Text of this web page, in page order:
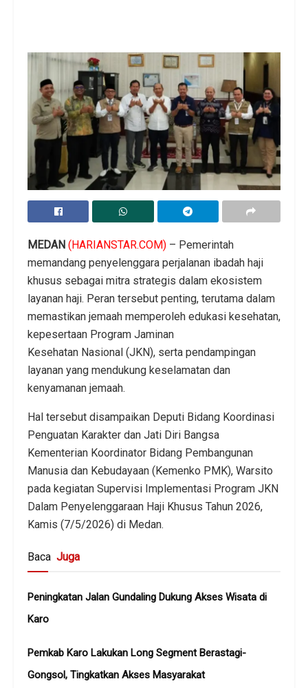
MEDAN (HARIANSTAR.COM) – Pemerintah
memandang penyelenggara perjalanan ibadah haji
khusus sebagai mitra strategis dalam ekosistem
layanan haji. Peran tersebut penting, terutama dalam
memastikan jemaah memperoleh edukasi kesehatan,
kepesertaan Program Jaminan
Kesehatan Nasional (JKN), serta pendampingan
layanan yang mendukung keselamatan dan
kenyamanan jemaah.
Hal tersebut disampaikan Deputi Bidang Koordinasi
Penguatan Karakter dan Jati Diri Bangsa
Kementerian Koordinator Bidang Pembangunan
Manusia dan Kebudayaan (Kemenko PMK), Warsito
pada kegiatan Supervisi Implementasi Program JKN
Dalam Penyelenggaraan Haji Khusus Tahun 2026,
Kamis (7/5/2026) di Medan.
Baca Juga
Peningkatan Jalan Gundaling Dukung Akses Wisata di
Karo
Pemkab Karo Lakukan Long Segment Berastagi-
Gongsol, Tingkatkan Akses Masyarakat